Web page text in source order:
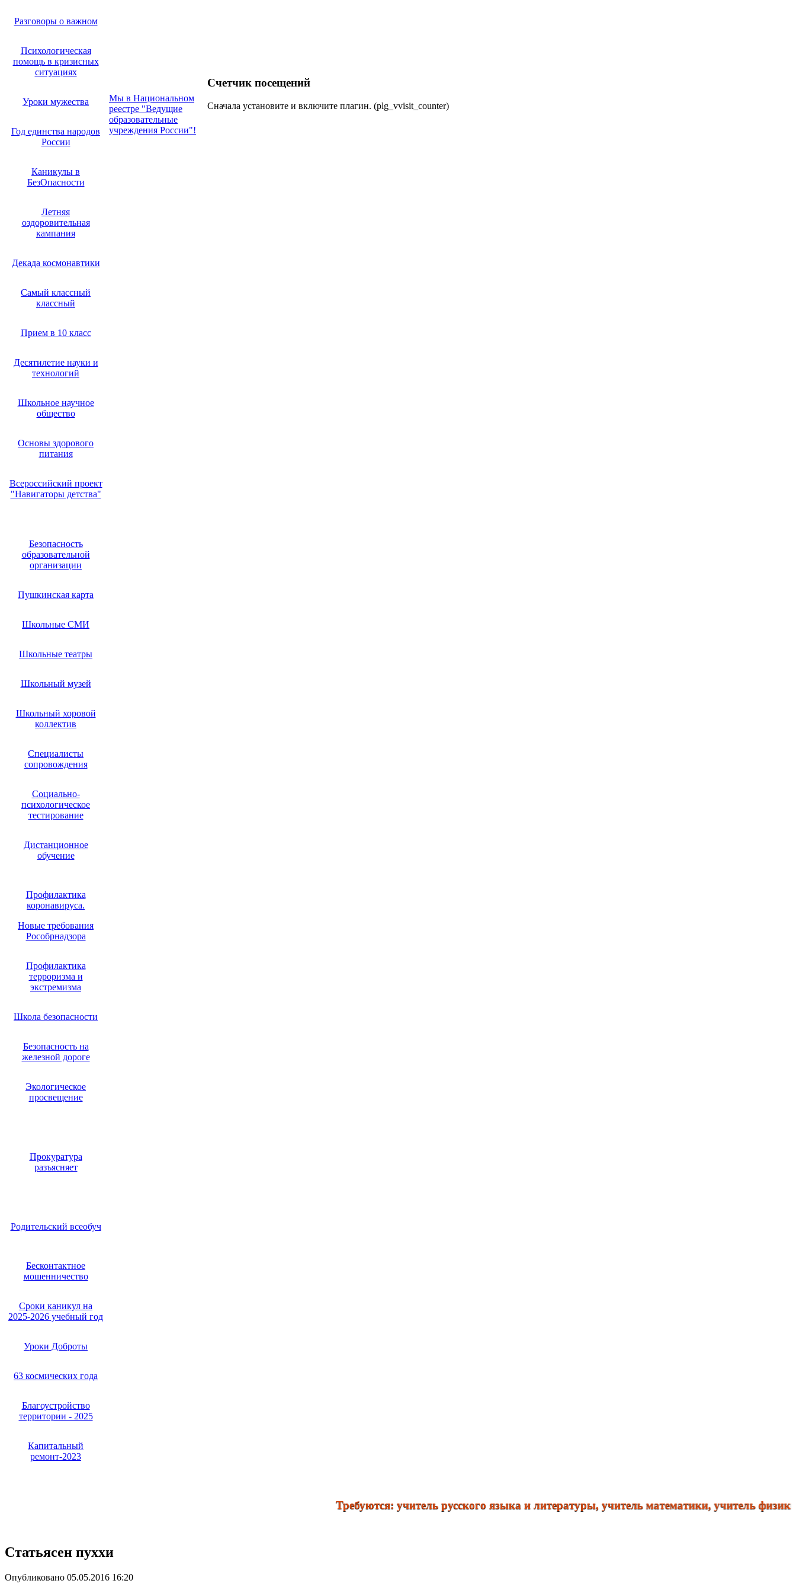
Разговоры о важном
Психологическая
помощь в кризисных
ситуациях
Уроки мужества
Год единства народов
России
Каникулы в
БезОпасности
Летняя
оздоровительная
кампания
Декада космонавтики
Самый классный
классный
Прием в 10 класс
Десятилетие науки и
технологий
Школьное научное
общество
Основы здорового
питания
Всероссийский проект
"Навигаторы детства"
Безопасность
образовательной
организации
Пушкинская карта
Школьные СМИ
Школьные театры
Школьный музей
Школьный хоровой
коллектив
Специалисты
сопровождения
Социально-
психологическое
тестирование
Дистанционное
обучение
Профилактика
коронавируса.
Новые требования
Рособрнадзора
Профилактика
терроризма и
экстремизма
Школа безопасности
Безопасность на
железной дороге
Экологическое
просвещение
Прокуратура
разъясняет
Родительский всеобуч
Бесконтактное
мошенничество
Сроки каникул на
2025-2026 учебный год
Уроки Доброты
63 космических года
Благоустройство
территории - 2025
Капитальный
ремонт-2023
Мы в Национальном
реестре "Ведущие
образовательные
учреждения России"!
Счетчик посещений
Сначала установите и включите плагин. (plg_vvisit_counter)
Требуются: учитель русского языка и литературы, учитель математики, учитель физики.
Статьясен пуххи
Опубликовано 05.05.2016 16:20